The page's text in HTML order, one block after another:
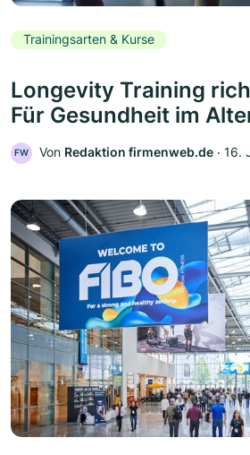
Trainingsarten & Kurse
Longevity Training
Für Gesundheit im
FW Von Redaktion firmenweb.de ‧ 16.